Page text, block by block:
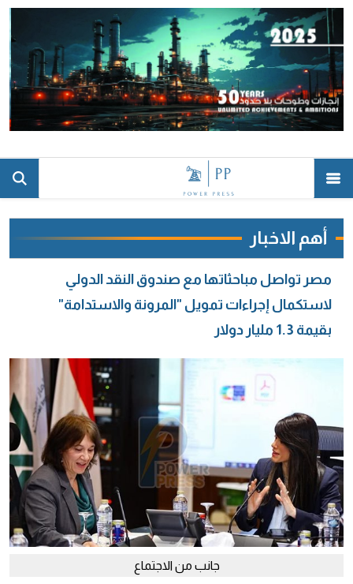
أهم الاخبار
مصر تواصل مباحثاتها مع صندوق النقد الدولي
لاستكمال إجراءات تمويل "المرونة والاستدامة"
بقيمة 1.3 مليار دولار
جانب من الاجتماع